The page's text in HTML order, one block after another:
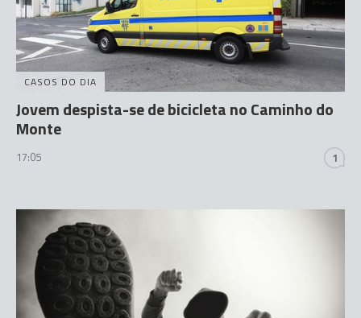
CASOS DO DIA
Jovem despista-se de bicicleta no Caminho do
Monte
17:05 1